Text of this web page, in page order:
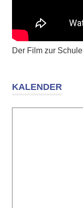
Der Film zur Schule
KALENDER